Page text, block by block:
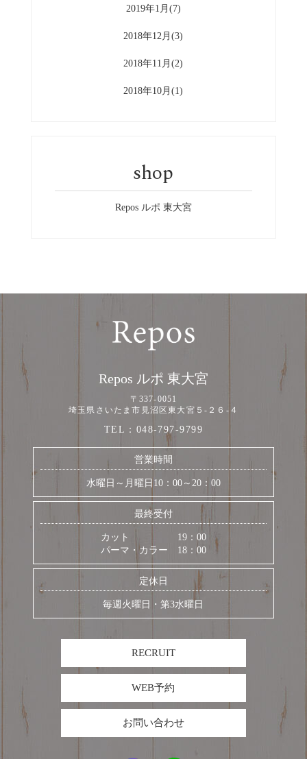
2019年1月(7)
2018年12月(3)
2018年11月(2)
2018年10月(1)
shop
Repos ルポ 東大宮
Repos ルポ 東大宮
〒337-0051
埼玉県さいたま市見沼区東大宮５-２６-４
TEL： 048-797-9799
営業時間
水曜日～月曜日10：00～20：00
最終受付
カット 19：00
パーマ・カラー 18：00
定休日
毎週火曜日・第3水曜日
RECRUIT
WEB予約
お問い合わせ